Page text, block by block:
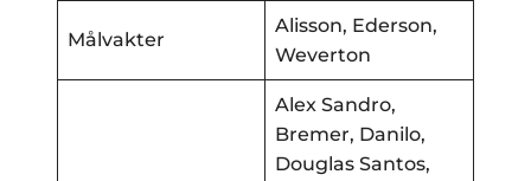
Målvakter
Alisson, Ederson,
Weverton
Alex Sandro,
Bremer, Danilo,
Douglas Santos,